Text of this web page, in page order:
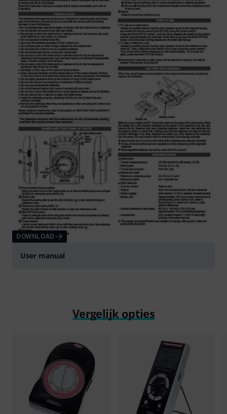
DOWNLOAD
User manual
Vergelijk opties